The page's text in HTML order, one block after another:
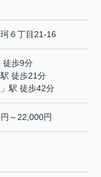
６丁目21-16
徒歩9分
駅 徒歩21分
」駅 徒歩42分
～22,000円